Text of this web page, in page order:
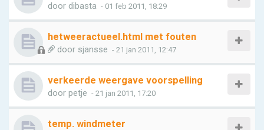
door dibasta - 01 feb 2011, 18:29
hetweeractueel.html met fouten
door sjansse - 21 jan 2011, 12:47
verkeerde weergave voorspelling
door petje - 21 jan 2011, 17:20
temp. windmeter